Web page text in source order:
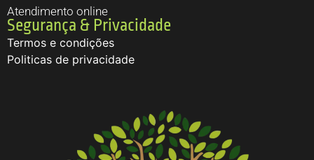
Atendimento online
Segurança & Privacidade
Termos e condições
Politicas de privacidade